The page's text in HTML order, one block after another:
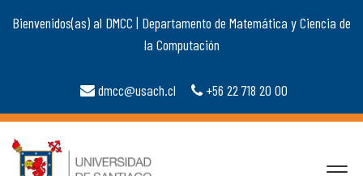
Bienvenidos(as) al DMCC | Departamento de Matemática y Ciencia de
la Computación
dmcc@usach.cl +56 22 718 20 00